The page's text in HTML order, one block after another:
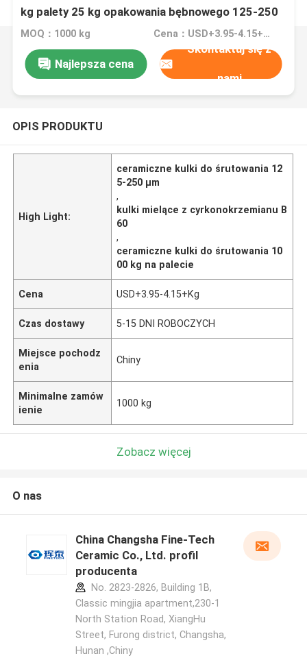
kg palety 25 kg opakowania bębnowego 125-250
μm B60
MOQ：1000 kg Cena：USD+3.95-4.15+Kg
Najlepsza cena
Skontaktuj się z
nami
OPIS PRODUKTU
High Light:
ceramiczne kulki do śrutowania 12
5-250 µm
,
kulki mielące z cyrkonokrzemianu B
60
,
ceramiczne kulki do śrutowania 10
00 kg na palecie
Cena USD+3.95-4.15+Kg
Czas dostawy 5-15 DNI ROBOCZYCH
Miejsce pochodz
enia
Chiny
Minimalne zamów
ienie
1000 kg
Zobacz więcej
O nas
China Changsha Fine-Tech
Ceramic Co., Ltd. profil
producenta
No. 2823-2826, Building 1B,
Classic mingjia apartment,230-1
North Station Road, XiangHu
Street, Furong district, Changsha,
Hunan ,Chiny